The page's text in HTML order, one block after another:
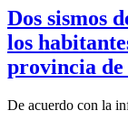
Dos sismos
los
provincia de
De acuerdo con la